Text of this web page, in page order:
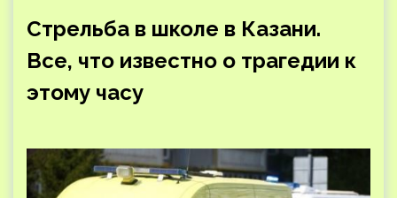
Стрельба в школе в Казани.
Все, что известно о трагедии к
этому часу